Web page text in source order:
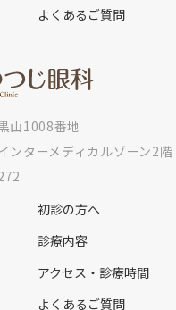
よくあるご質問
山1008番地
ンターメディカルゾーン2階
初診の方へ
診療内容
アクセス・診療時間
よくあるご質問